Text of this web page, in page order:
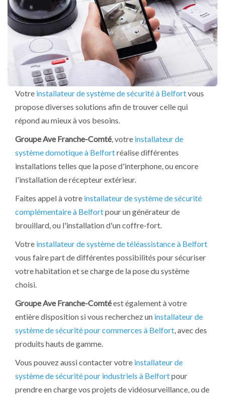
Votre installateur de système de sécurité à Belfortvous
propose diverses solutions afin de trouver celle qui
répond au mieux à vos besoins.
Groupe Ave Franche-Comté, votre installateur de
système domotique à Belfortréalise différentes
installations telles que la pose d'interphone, ou encore
l'installation de récepteur extérieur.
Faites appel à votre installateur de système de sécurité
complémentaire à Belfortpour un générateur de
brouillard, ou l'installation d'un coffre-fort.
Votre installateur de système de téléassistance à Belfort
vous faire part de différentes possibilités pour sécuriser
votre habitation et se charge de la pose du système
choisi.
Groupe Ave Franche-Comtéest également à votre
entière disposition si vous recherchez un installateur de
système de sécurité pour commerces à Belfort, avec des
produits hauts de gamme.
Vous pouvez aussi contacter votre installateur de
système de sécurité pour industriels à Belfortpour
prendre en charge vos projets de vidéosurveillance, ou de